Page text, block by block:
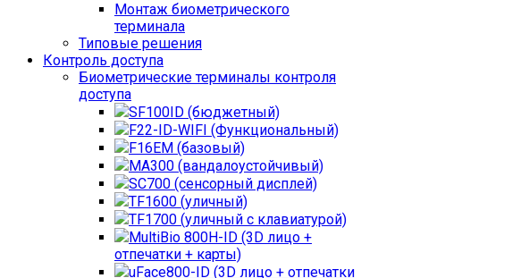
Монтаж биометрического
терминала
Типовые решения
Контроль доступа
Биометрические терминалы контроля
доступа
SF100ID (бюджетный)
F22-ID-WIFI (Функциональный)
F16EM (базовый)
MA300 (вандалоустойчивый)
SC700 (сенсорный дисплей)
TF1600 (уличный)
TF1700 (уличный с клавиатурой)
MultiBio 800H-ID (3D лицо +
отпечатки + карты)
uFace800-ID (3D лицо + отпечатки